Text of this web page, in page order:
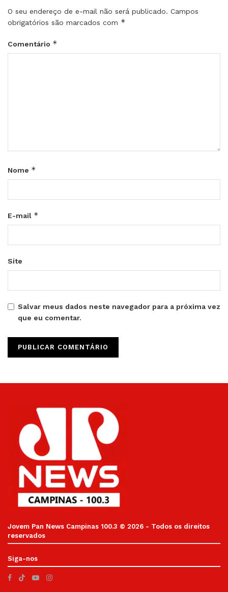
O seu endereço de e-mail não será publicado. Campos
obrigatórios são marcados com *
Comentário *
Nome *
E-mail *
Site
Salvar meus dados neste navegador para a próxima vez
que eu comentar.
Jovem Pan News Campinas 100.3 © 2026 - Todos os direitos
reservados
Siga-nos